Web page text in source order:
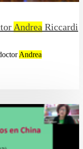
Andrea Riccardi
Andrea